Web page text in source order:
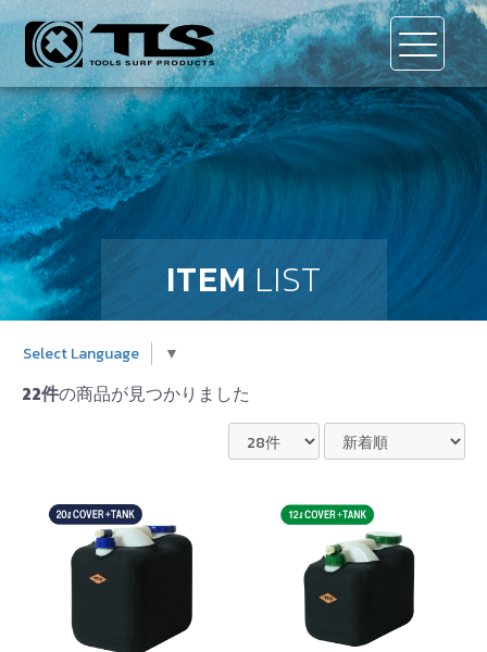
ITEM LIST
Select Language ▼
22件の商品が見つかりました